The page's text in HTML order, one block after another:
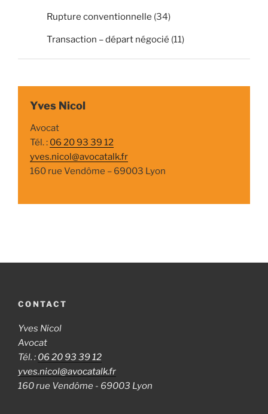
Rupture conventionnelle (34)
Transaction – départ négocié (11)
Yves Nicol
Avocat
Tél. : 06 20 93 39 12
yves.nicol@avocatalk.fr
160 rue Vendôme – 69003 Lyon
CONTACT
Yves Nicol
Avocat
Tél. : 06 20 93 39 12
yves.nicol@avocatalk.fr
160 rue Vendôme - 69003 Lyon